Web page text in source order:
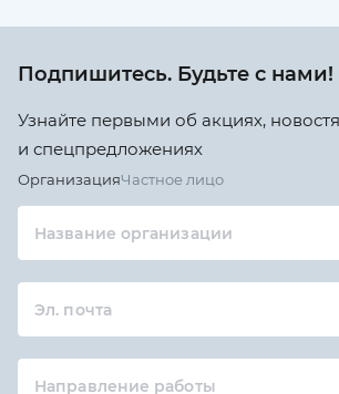
Подпишитесь. Будьте с нами!
Узнайте первыми об акциях,
и спецпредложениях
ОрганизацияЧастное лицо
Название организации
Эл. почта
Направление работы